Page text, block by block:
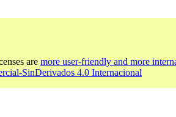
are more user-friendly and more
SinDerivados 4.0 Internacional